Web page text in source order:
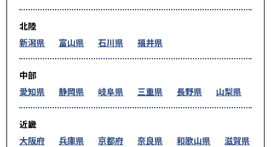
北陸
新潟県
富山県 石川県 福井県
中部
愛知県
静岡県 岐阜県 三重県 長野県 山梨県
近畿
大阪府
兵庫県 京都府 奈良県 和歌山県 滋賀県